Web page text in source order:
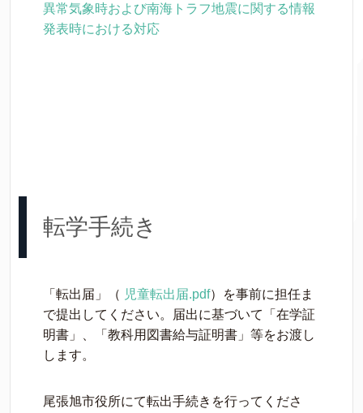
異常気象時および南海トラフ地震に関する情報
発表時における対応
転学手続き
「転出届」（ 児童転出届.pdf）を事前に担任ま
で提出してください。届出に基づいて「在学証
明書」、「教科用図書給与証明書」等をお渡し
します。
尾張旭市役所にて転出手続きを行ってくださ